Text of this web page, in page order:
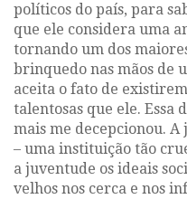
políticos do país, para
que ele considera uma
tornando um dos
brinquedo nas mãos de
aceita o fato de
talentosas que ele. Essa
mais me decepcionou. A
– uma instituição tão
a juventude os ideais
velhos nos cerca e nos